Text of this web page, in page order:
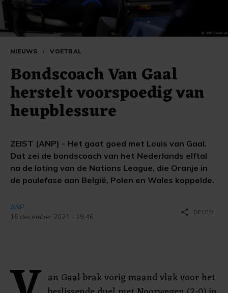
NIEUWS / VOETBAL
Bondscoach Van Gaal
herstelt voorspoedig van
heupblessure
ZEIST (ANP) - Het gaat goed met Louis van Gaal.
Dat zei de bondscoach van het Nederlands elftal
na de loting van de Nations League, die Oranje in
de poulefase aan België, Polen en Wales koppelde.
ANP
16 december 2021 - 19:46
share DELEN
an Gaal brak vorig maand vlak voor het